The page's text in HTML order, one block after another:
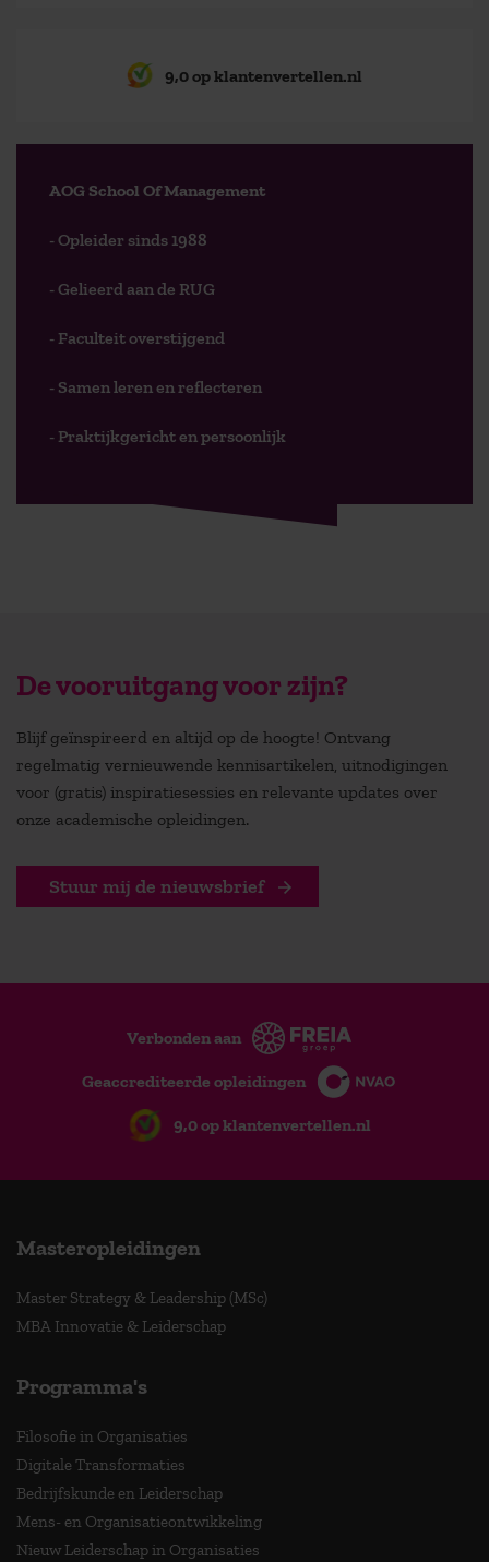
9,0 op klantenvertellen.nl
AOG School Of Management
- Opleider sinds 1988
- Gelieerd aan de RUG
- Faculteit overstijgend
- Samen leren en reflecteren
- Praktijkgericht en persoonlijk
De vooruitgang voor zijn?
Blijf geïnspireerd en altijd op de hoogte! Ontvang
regelmatig vernieuwende kennisartikelen, uitnodigingen
voor (gratis) inspiratiesessies en relevante updates over
onze academische opleidingen.
Stuur mij de nieuwsbrief
Verbonden aan
Geaccrediteerde opleidingen
9,0 op klantenvertellen.nl
Masteropleidingen
Master Strategy & Leadership (MSc)
MBA Innovatie & Leiderschap
Programma's
Filosofie in Organisaties
Digitale Transformaties
Bedrijfskunde en Leiderschap
Mens- en Organisatieontwikkeling
Nieuw Leiderschap in Organisaties